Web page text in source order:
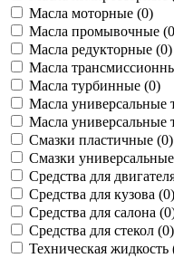
Масла моторные (0)
Масла промывочные (0
Масла редукторные (0)
Масла
Масла турбинные (0)
Масла универсальные
Масла универсальные
Смазки пластичные (0)
Смазки
Средства для
Средства для кузова (0)
Средства для салона (0
Средства для стекол (0)
Техническая жидкость